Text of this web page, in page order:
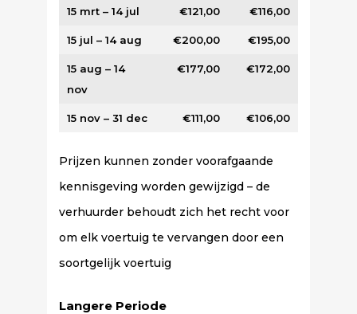
15 mrt – 14 jul €121,00 €116,00
15 jul – 14 aug €200,00 €195,00
15 aug – 14
nov
€177,00 €172,00
15 nov – 31 dec €111,00 €106,00
Prijzen kunnen zonder voorafgaande
kennisgeving worden gewijzigd – de
verhuurder behoudt zich het recht voor
om elk voertuig te vervangen door een
soortgelijk voertuig
Langere Periode